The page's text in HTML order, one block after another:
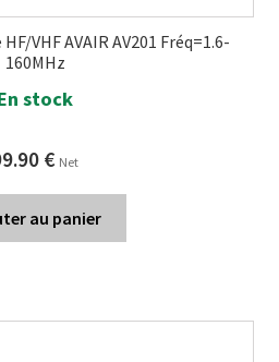
VHF AVAIR AV201 Fréq=1.6-
160MHz
stock
€ Net
au panier